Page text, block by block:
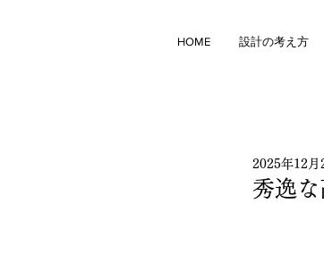
HOME 設計の考え方
秀逸
2025年12月